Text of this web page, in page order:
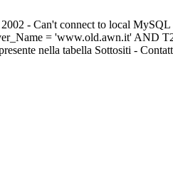
- Can't connect to local
= 'www.old.awn.it' AND
nella tabella Sottositi -